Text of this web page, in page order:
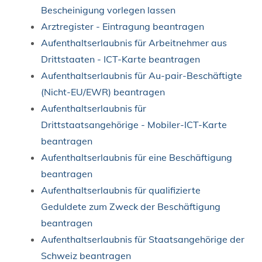
Bescheinigung vorlegen lassen
Arztregister - Eintragung beantragen
Aufenthaltserlaubnis für Arbeitnehmer aus
Drittstaaten - ICT-Karte beantragen
Aufenthaltserlaubnis für Au-pair-Beschäftigte
(Nicht-EU/EWR) beantragen
Aufenthaltserlaubnis für
Drittstaatsangehörige - Mobiler-ICT-Karte
beantragen
Aufenthaltserlaubnis für eine Beschäftigung
beantragen
Aufenthaltserlaubnis für qualifizierte
Geduldete zum Zweck der Beschäftigung
beantragen
Aufenthaltserlaubnis für Staatsangehörige der
Schweiz beantragen